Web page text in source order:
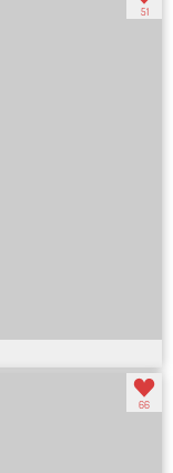
51
66